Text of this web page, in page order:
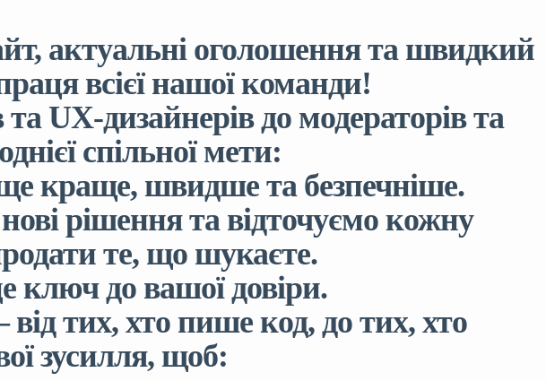
актуальні оголошення та швидкий
всієї нашої команди!
та UX-дизайнерів до модераторів та
спільної мети:
краще, швидше та безпечніше.
рішення та відточуємо кожну
те, що шукаєте.
ключ до вашої довіри.
тих, хто пише код, до тих, хто
зусилля, щоб: